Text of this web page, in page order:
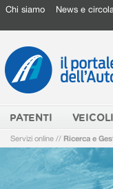
Chi siamo News e
PATENTI VEICOLI
Servizi online // Ricerca e